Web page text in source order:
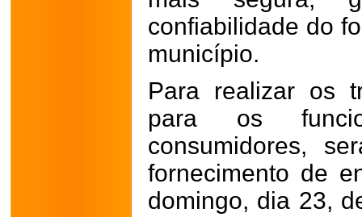
confiabilidade do
município.
Para realizar os
para os
consumidores,
fornecimento de
domingo, dia 23,